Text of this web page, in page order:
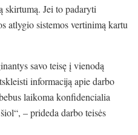
skirtumą. Jei to padaryti
atlygio sistemos vertinimą kartu
savo teisę į vienodą
informaciją apie darbo
laikoma konfidencialia
– prideda darbo teisės